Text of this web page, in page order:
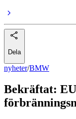
Dela
nyheter/BMW
Bekräftat: